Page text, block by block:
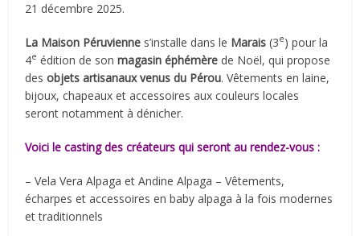
21 décembre 2025.
La Maison Péruvienne s’installe dans le Marais (3e) pour la
4e édition de sonmagasin éphémère de Noël, qui propose
des objets artisanaux venus du Pérou. Vêtements en laine,
bijoux, chapeaux et accessoires aux couleurs locales
seront notamment à dénicher.
Voici le casting des créateurs qui seront au rendez-vous :
– Vela Vera Alpaga et Andine Alpaga – Vêtements,
écharpes et accessoires en baby alpaga à la fois modernes
et traditionnels